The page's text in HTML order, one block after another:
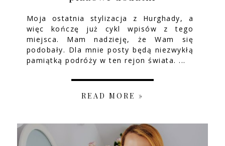
Moja ostatnia stylizacja z Hurghady, a
więc kończę już cykl wpisów z tego
miejsca. Mam nadzieję, że Wam się
podobały. Dla mnie posty będą niezwykłą
pamiątką podróży w ten rejon świata. ...
READ MORE »